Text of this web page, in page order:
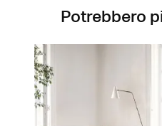
Potrebbero